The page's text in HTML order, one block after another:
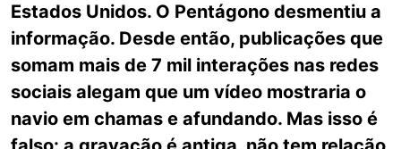
Estados Unidos. O Pentágono desmentiu a
informação. Desde então, publicações que
somam mais de 7 mil interações nas redes
sociais alegam que um vídeo mostraria o
navio em chamas e afundando. Mas isso é